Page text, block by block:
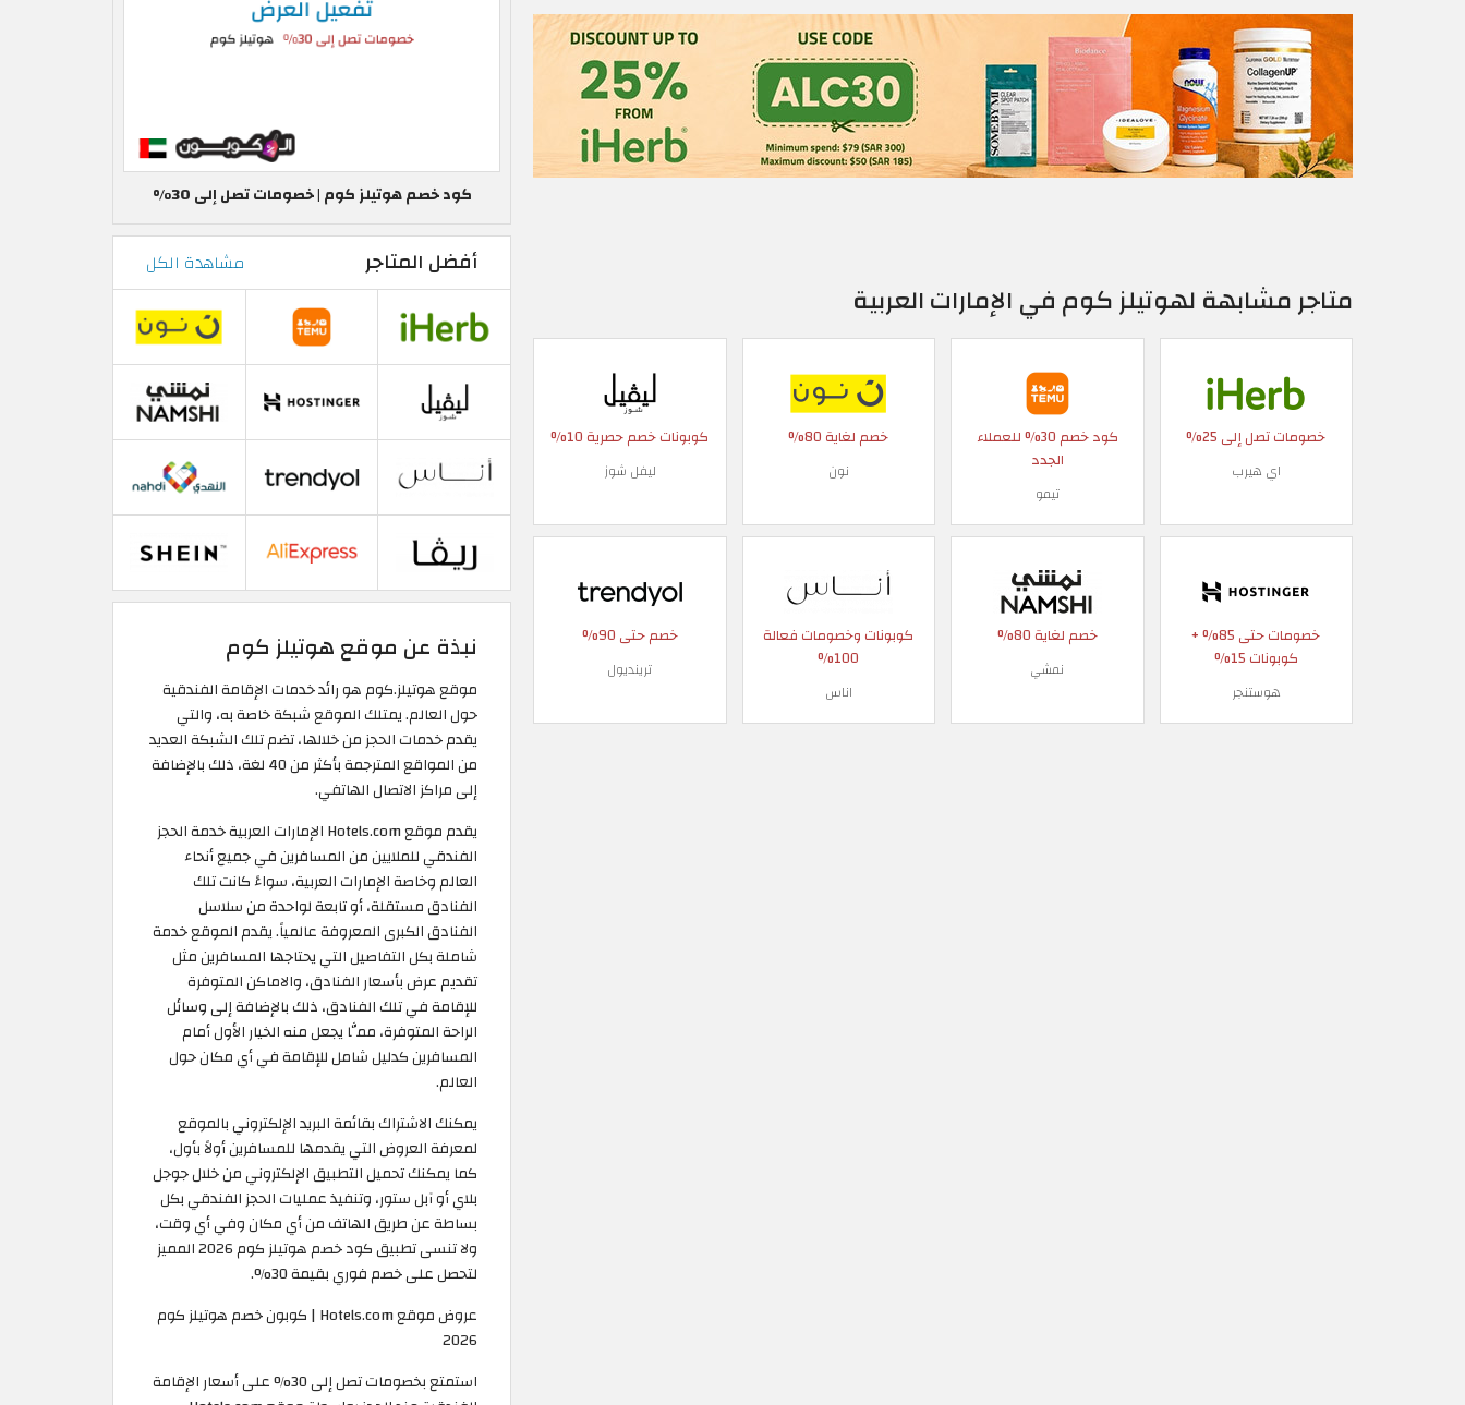
متاجر مشابهة لهوتيلز كوم في الإمارات العربية
خصومات تصل إلى 25%
اي هيرب
كود خصم 30% للعملاء
الجدد
تيمو
خصم لغاية 80%
نون
كوبونات خصم حصرية 10%
ليفل شوز
خصومات حتى 85% +
كوبونات 15%
هوستنجر
خصم لغاية 80%
نمشي
كوبونات وخصومات فعالة
100%
اناس
خصم حتى 90%
ترينديول
كود خصم هوتيلز كوم | خصومات تصل إلى 30%
أفضل المتاجر مشاهدة الكل
نبذة عن موقع هوتيلز كوم
موقع هوتيلز.كوم هو رائد خدمات الإقامة الفندقية
حول العالم. يمتلك الموقع شبكة خاصة به، والتي
يقدم خدمات الحجز من خلالها، تضم تلك الشبكة العديد
من المواقع المترجمة بأكثر من 40 لغة، ذلك بالإضافة
إلى مراكز الاتصال الهاتفي.
يقدم موقع Hotels.com الإمارات العربية خدمة الحجز
الفندقي للملايين من المسافرين في جميع أنحاء
العالم وخاصة الإمارات العربية، سواءً كانت تلك
الفنادق مستقلة، أو تابعة لواحدة من سلاسل
الفنادق الكبرى المعروفة عالمياً. يقدم الموقع خدمة
شاملة بكل التفاصيل التي يحتاجها المسافرين مثل
تقديم عرض بأسعار الفنادق، والاماكن المتوفرة
للإقامة في تلك الفنادق، ذلك بالإضافة إلى وسائل
الراحة المتوفرة، ممَّا يجعل منه الخيار الأول أمام
المسافرين كدليل شامل للإقامة في أي مكان حول
العالم.
يمكنك الاشتراك بقائمة البريد الإلكتروني بالموقع
لمعرفة العروض التي يقدمها للمسافرين أولاً بأول،
كما يمكنك تحميل التطبيق الإلكتروني من خلال جوجل
بلاي أو آبل ستور، وتنفيذ عمليات الحجز الفندقي بكل
بساطة عن طريق الهاتف من أي مكان وفي أي وقت،
ولا تنسى تطبيق كود خصم هوتيلز كوم 2026 المميز
لتحصل على خصم فوري بقيمة 30%.
عروض موقع Hotels.com | كوبون خصم هوتيلز كوم
2026
استمتع بخصومات تصل إلى 30% على أسعار الإقامة